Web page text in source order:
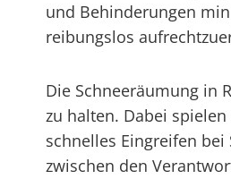
und Behinderungen
reibungslos
Die Schneeräumung in
zu halten. Dabei
schnelles Eingreifen
zwischen den